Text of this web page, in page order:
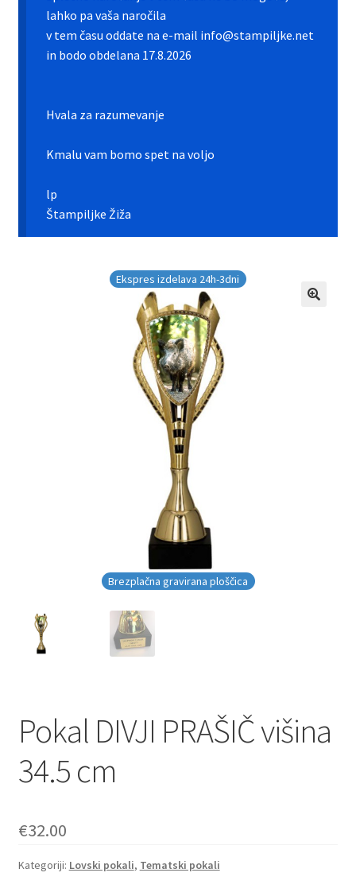
Galerija športnih vstavkov
Moj profil
lahko pa vaša naročila
v tem času oddate na e-mail info@stampiljke.net
in bodo obdelana 17.8.2026
Hvala za razumevanje
Kmalu vam bomo spet na voljo
lp
Štampiljke Žiža
Brezplačna gravirana ploščica
Ekspres izdelava 24h-3dni
Pokal DIVJI PRAŠIČ višina
34.5 cm
€32.00
Kategoriji: Lovski pokali, Tematski pokali